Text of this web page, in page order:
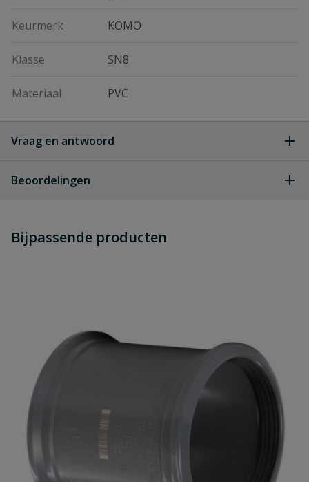
Keurmerk KOMO
Klasse SN8
Materiaal PVC
Vraag en antwoord
dit product?
Beoordelingen
Schrijf zelf een beoordeling
Samenvatting
Bijpassende producten